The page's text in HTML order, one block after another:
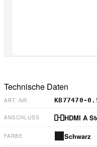
Technische Daten
ART.-NR. KB77470-
ANSCHLUSS HDMI A
FARBE Schwarz